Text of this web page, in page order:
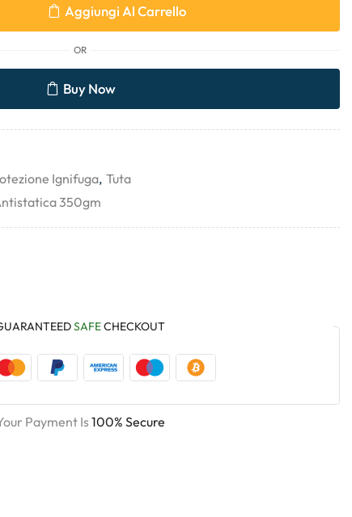
Aggiungi Al Carrello
OR
Buy Now
Ignifuga, Tuta
350gm
SAFECHECKOUT
Payment Is100% Secure